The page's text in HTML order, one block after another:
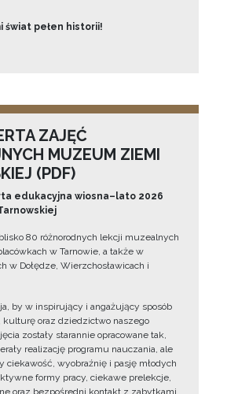
świat pełen historii!
ZAJĘĆ
MUZEUM ZIEMI
(PDF)
edukacyjna wiosna–lato 2026
80 różnorodnych lekcji muzealnych
w Tarnowie, a także w
w Dołędze, Wierzchosławicach i
by w inspirujący i angażujący sposób
kulturę oraz dziedzictwo naszego
zostały starannie opracowane tak,
realizację programu nauczania, ale
ciekawość, wyobraźnię i pasję młodych
formy pracy, ciekawe prelekcje,
oraz bezpośredni kontakt z zabytkami